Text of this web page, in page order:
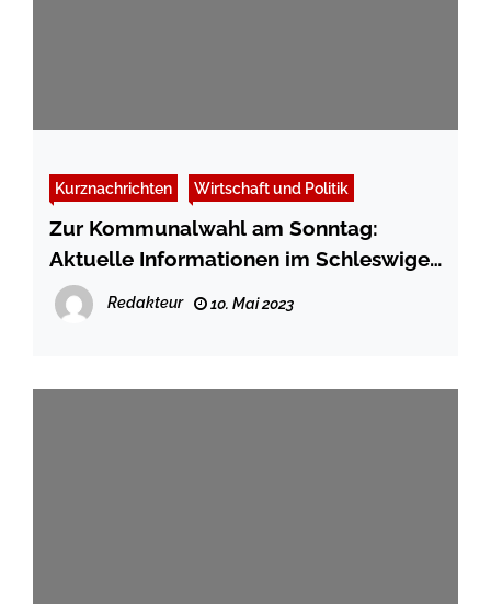
Kurznachrichten Wirtschaft und Politik
Zur Kommunalwahl am Sonntag:
Aktuelle Informationen im Schleswiger
Kreishaus ab 18.00 Uhr
Redakteur 10. Mai 2023